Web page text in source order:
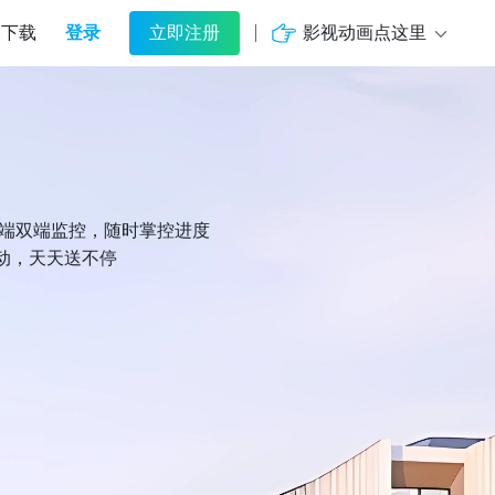
下载 登录 立即注册 影视动画点这里
双端监控，随时掌控进度
，天天送不停